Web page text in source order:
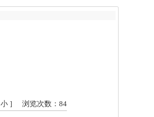
浏览次数： 84
小 ]